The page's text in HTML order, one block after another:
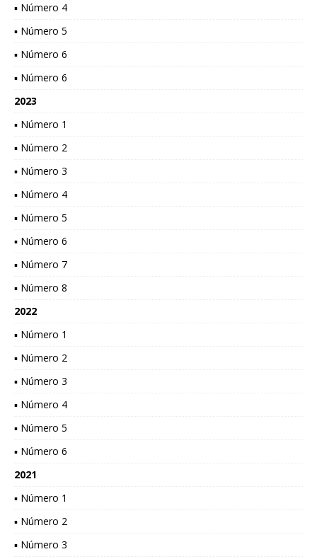
▪ Número 4
▪ Número 5
▪ Número 6
▪ Número 6
2023
▪ Número 1
▪ Número 2
▪ Número 3
▪ Número 4
▪ Número 5
▪ Número 6
▪ Número 7
▪ Número 8
2022
▪ Número 1
▪ Número 2
▪ Número 3
▪ Número 4
▪ Número 5
▪ Número 6
2021
▪ Número 1
▪ Número 2
▪ Número 3